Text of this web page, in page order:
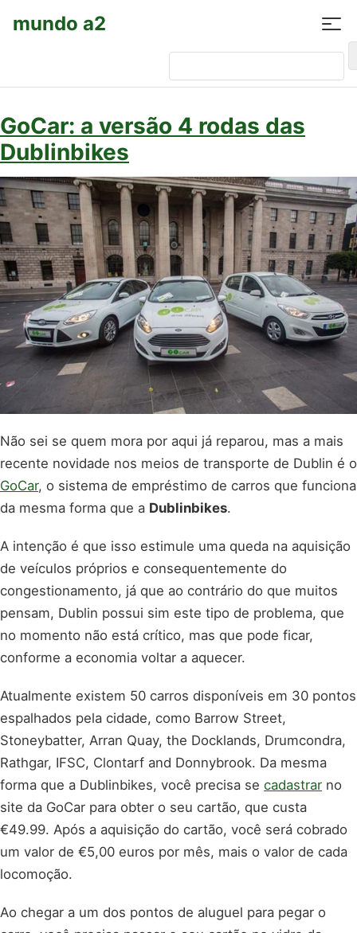
mundo a2
Pesquisar por:
GoCar: a versão 4 rodas das
Dublinbikes
Não sei se quem mora por aqui já reparou, mas a mais
recente novidade nos meios de transporte de Dublin é o
GoCar, o sistema de empréstimo de carros que funciona
da mesma forma que a Dublinbikes.
A intenção é que isso estimule uma queda na aquisição
de veículos próprios e consequentemente do
congestionamento, já que ao contrário do que muitos
pensam, Dublin possui sim este tipo de problema, que
no momento não está crítico, mas que pode ficar,
conforme a economia voltar a aquecer.
Atualmente existem 50 carros disponíveis em 30 pontos
espalhados pela cidade, como Barrow Street,
Stoneybatter, Arran Quay, the Docklands, Drumcondra,
Rathgar, IFSC, Clontarf and Donnybrook. Da mesma
forma que a Dublinbikes, você precisa se cadastrar no
site da GoCar para obter o seu cartão, que custa
€49.99. Após a aquisição do cartão, você será cobrado
um valor de €5,00 euros por mês, mais o valor de cada
locomoção.
Ao chegar a um dos pontos de aluguel para pegar o